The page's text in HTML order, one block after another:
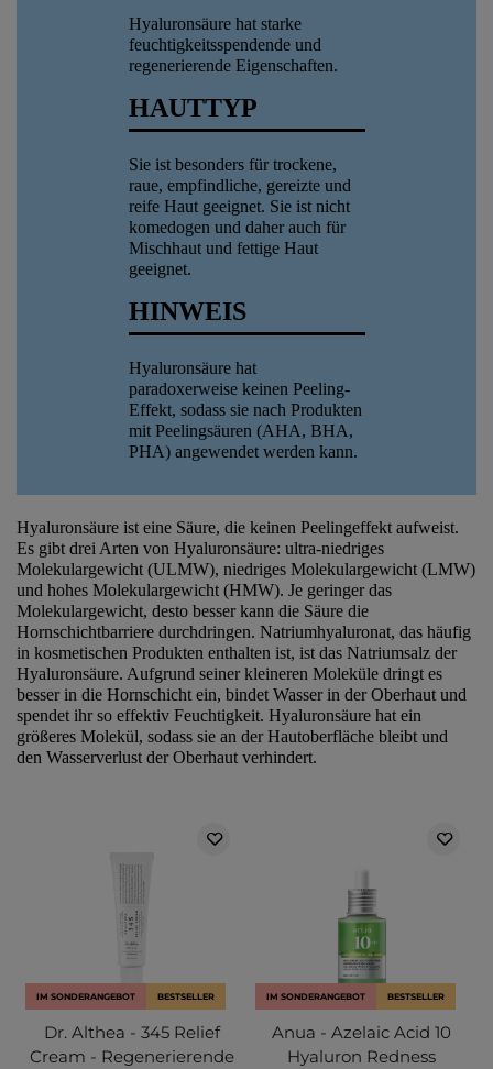
Hyaluronsäure hat starke
feuchtigkeitsspendende und
regenerierende Eigenschaften.
HAUTTYP
Sie ist besonders für trockene,
raue, empfindliche, gereizte und
reife Haut geeignet. Sie ist nicht
komedogen und daher auch für
Mischhaut und fettige Haut
geeignet.
HINWEIS
Hyaluronsäure hat
paradoxerweise keinen Peeling-
Effekt, sodass sie nach Produkten
mit Peelingsäuren (AHA, BHA,
PHA) angewendet werden kann.
Hyaluronsäure ist eine Säure, die keinen Peelingeffekt aufweist.
Es gibt drei Arten von Hyaluronsäure: ultra-niedriges
Molekulargewicht (ULMW), niedriges Molekulargewicht (LMW)
und hohes Molekulargewicht (HMW). Je geringer das
Molekulargewicht, desto besser kann die Säure die
Hornschichtbarriere durchdringen. Natriumhyaluronat, das häufig
in kosmetischen Produkten enthalten ist, ist das Natriumsalz der
Hyaluronsäure. Aufgrund seiner kleineren Moleküle dringt es
besser in die Hornschicht ein, bindet Wasser in der Oberhaut und
spendet ihr so effektiv Feuchtigkeit. Hyaluronsäure hat ein
größeres Molekül, sodass sie an der Hautoberfläche bleibt und
den Wasserverlust der Oberhaut verhindert.
IM SONDERANGEBOT BESTSELLER
Dr. Althea - 345 Relief
Cream - Regenerierende
IM SONDERANGEBOT BESTSELLER
Anua - Azelaic Acid 10
Hyaluron Redness